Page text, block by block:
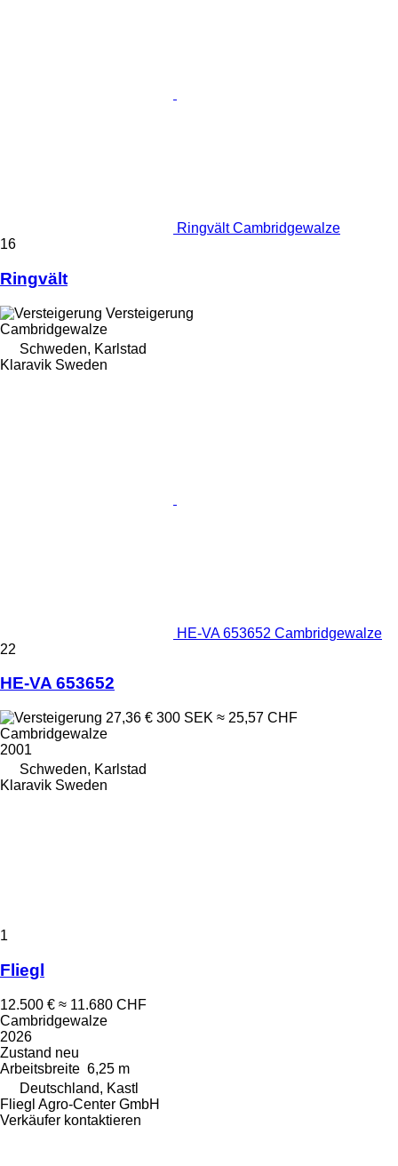
Ringvält Cambridgewalze
16
Ringvält
Versteigerung
Cambridgewalze
Schweden, Karlstad
Klaravik Sweden
HE-VA 653652 Cambridgewalze
22
HE-VA 653652
27,36 € 300 SEK ≈ 25,57 CHF
Cambridgewalze
2001
Schweden, Karlstad
Klaravik Sweden
1
Fliegl
12.500 € ≈ 11.680 CHF
Cambridgewalze
2026
Zustand neu
Arbeitsbreite 6,25 m
Deutschland, Kastl
Fliegl Agro-Center GmbH
Verkäufer kontaktieren